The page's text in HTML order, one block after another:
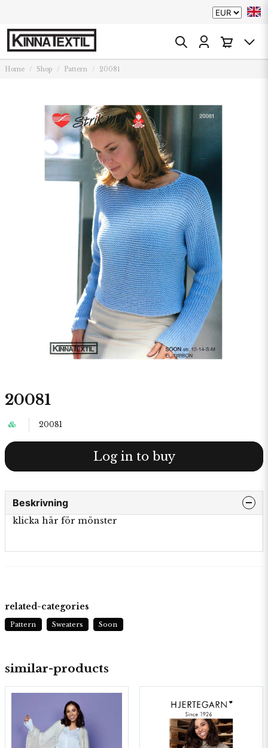
Home Shop Pattern 20081
20081
20081
Log in to buy
Beskrivning
klicka här för mönster
similar-products
related-categories
Pattern Sweaters Soon